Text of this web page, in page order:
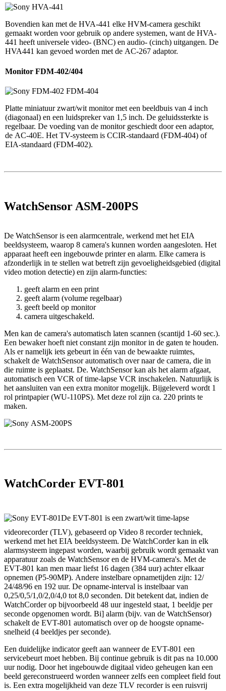
Bovendien kan met de HVA-441 elke HVM-camera geschikt
gemaakt worden voor gebruik op andere systemen, want de HVA-
441 heeft universele video- (BNC) en audio- (cinch) uitgangen. De
HVA441 kan gevoed worden met de AC-267 adaptor.
Monitor FDM-402/404
Platte miniatuur zwart/wit monitor met een beeldbuis van 4 inch
(diagonaal) en een luidspreker van 1,5 inch. De geluidssterkte is
regelbaar. De voeding van de monitor geschiedt door een adaptor,
de AC-40E. Het TV-systeem is CCIR-standaard (FDM-404) of
EIA-standaard (FDM-402).
WatchSensor ASM-200PS
De WatchSensor is een alarmcentrale, werkend met het EIA
beeldsysteem, waarop 8 camera's kunnen worden aangesloten. Het
apparaat heeft een ingebouwde printer en alarm. Elke camera is
afzonderlijk in te stellen wat betreft zijn gevoeligheidsgebied (digital
video motion detectie) en zijn alarm-functies:
geeft alarm en een print
geeft alarm (volume regelbaar)
geeft beeld op monitor
camera uitgeschakeld.
Men kan de camera's automatisch laten scannen (scantijd 1-60 sec.).
Een bewaker hoeft niet constant zijn monitor in de gaten te houden.
Als er namelijk iets gebeurt in één van de bewaakte ruimtes,
schakelt de WatchSensor automatisch over naar de camera, die in
die ruimte is geplaatst. De. WatchSensor kan als het alarm afgaat,
automatisch een VCR of time-lapse VCR inschakelen. Natuurlijk is
het aansluiten van een extra monitor mogelijk. Bijgeleverd wordt 1
rol printpapier (WU-110PS). Met deze rol zijn ca. 220 prints te
maken.
WatchCorder EVT-801
De EVT-801 is een zwart/wit time-lapse
videorecorder (TLV), gebaseerd op Video 8 recorder techniek,
werkend met het EIA beeldsysteem. De WatchCorder kan in elk
alarmsysteem ingepast worden, waarbij gebruik wordt gemaakt van
apparatuur zoals de WatchSensor en de HVM-camera's. Met de
EVT-801 kan men maar liefst 16 dagen (384 uur) achter elkaar
opnemen (P5-90MP). Andere instelbare opnametijden zijn: 12/
24/48/96 en 192 uur. De opname-interval is instelbaar van
0,25/0,5/1,0/2,0/4,0 tot 8,0 seconden. Dit betekent dat, indien de
WatchCorder op bijvoorbeeld 48 uur ingesteld staat, 1 beeldje per
seconde opgenomen wordt. Bi] alarm (bijv. van de WatchSensor)
schakelt de EVT-801 automatisch over op de hoogste opname-
snelheid (4 beeldjes per seconde).
Een duidelijke indicator geeft aan wanneer de EVT-801 een
servicebeurt moet hebben. Bij continue gebruik is dit pas na 10.000
uur nodig. Door het ingebouwde digitaal video geheugen kan een
beeld gereconstrueerd worden wanneer zelfs een compleet field fout
is. Een extra mogelijkheid van deze TLV recorder is een ruisvrij